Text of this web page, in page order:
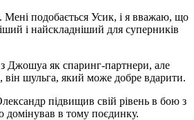
Мені подобається Усик, і я вважаю, що
і найскладніший для суперників
Джошуа як спаринг-партнери, але
шульга, який може добре вдарити.
підвищив свій рівень в бою з
домінував в тому поєдинку.